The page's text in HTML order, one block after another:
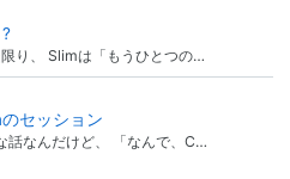
り、 Slimは「もうひとつの…
セッション
なんだけど、 「なんで、C…